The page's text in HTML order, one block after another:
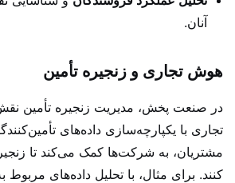
آنان.
هوش تجاری و زنجیره تأمین
در صنعت پخش، مدیریت زنجیره تأمین
تجاری با یکپارچه‌سازی داده‌های
مشتریان، به شرکت‌ها کمک می‌کند تا
کنند. برای مثال، با تحلیل داده‌های مربوط